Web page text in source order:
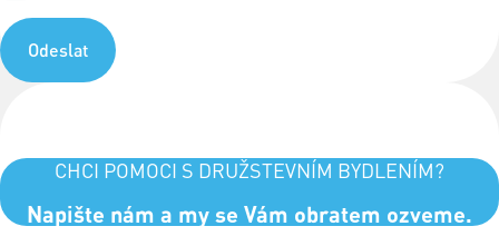
Odeslat
CHCI POMOCI S DRUŽSTEVNÍM BYDLENÍM?
Napište nám a my se Vám obratem ozveme.